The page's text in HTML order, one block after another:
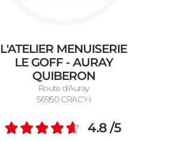
L'ATELIER MENUISERIE
LE GOFF - AURAY
QUIBERON
Route d'Auray
56950 CRAC'H
Note moyenne :
4.8/5